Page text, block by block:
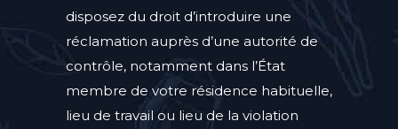
disposez du droit d’introduire une
réclamation auprès d’une autorité de
contrôle, notamment dans l’État
membre de votre résidence habituelle,
lieu de travail ou lieu de la violation